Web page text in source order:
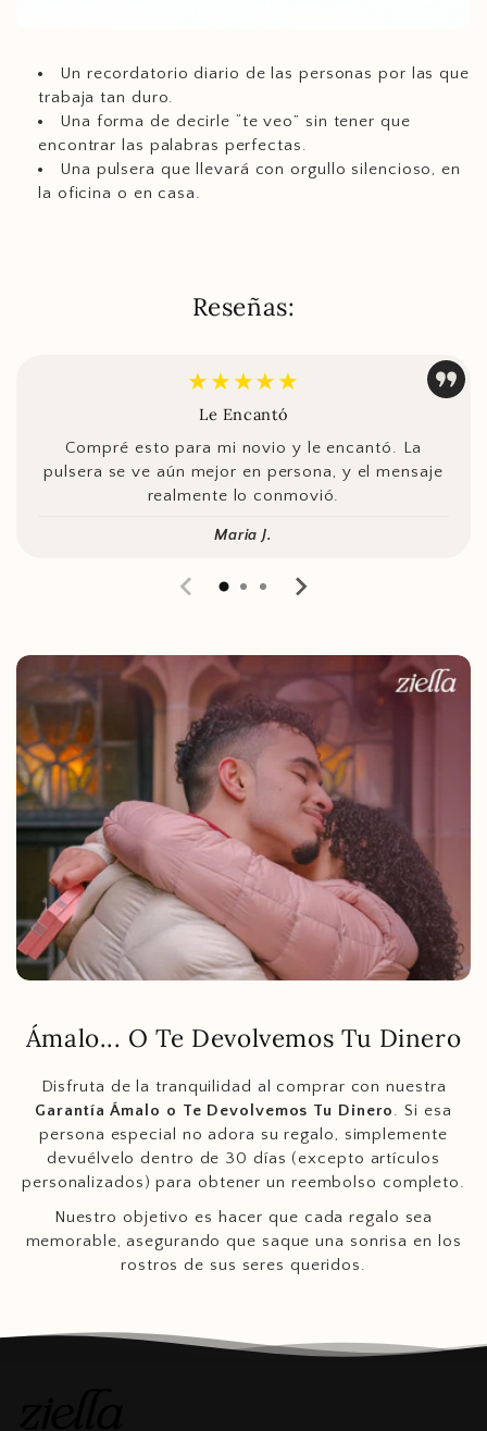
Un recordatorio diario de las personas por las que
trabaja tan duro.
Una forma de decirle “te veo” sin tener que
encontrar las palabras perfectas.
Una pulsera que llevará con orgullo silencioso, en
la oficina o en casa.
Reseñas:
★★★★★
Le Encantó
Compré esto para mi novio y le encantó. La
pulsera se ve aún mejor en persona, y el mensaje
realmente lo conmovió.
Maria J.
Ámalo... O Te Devolvemos Tu Dinero
Disfruta de la tranquilidad al comprar con nuestra
Garantía Ámalo o Te Devolvemos Tu Dinero. Si esa
persona especial no adora su regalo, simplemente
devuélvelo dentro de 30 días (excepto artículos
personalizados) para obtener un reembolso completo.
Nuestro objetivo es hacer que cada regalo sea
memorable, asegurando que saque una sonrisa en los
rostros de sus seres queridos.